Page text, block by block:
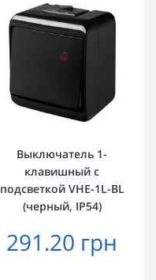
Выключатель 1-
клавишный с
подсветкой VHE-1L-BL
(черный, IP54)
291.20 грн